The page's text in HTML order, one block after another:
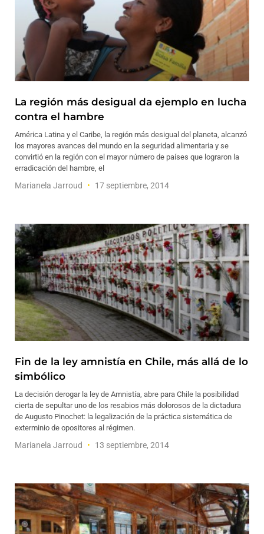
La región más desigual da ejemplo en lucha
contra el hambre
América Latina y el Caribe, la región más desigual del planeta, alcanzó
los mayores avances del mundo en la seguridad alimentaria y se
convirtió en la región con el mayor número de países que lograron la
erradicación del hambre, el
Marianela Jarroud 17 septiembre, 2014
Fin de la ley amnistía en Chile, más allá de lo
simbólico
La decisión derogar la ley de Amnistía, abre para Chile la posibilidad
cierta de sepultar uno de los resabios más dolorosos de la dictadura
de Augusto Pinochet: la legalización de la práctica sistemática de
exterminio de opositores al régimen.
Marianela Jarroud 13 septiembre, 2014